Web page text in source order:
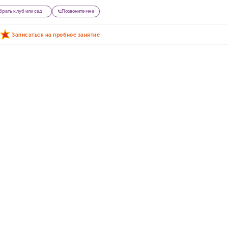
клуб или сад Позвоните мне
Записаться на пробное занятие